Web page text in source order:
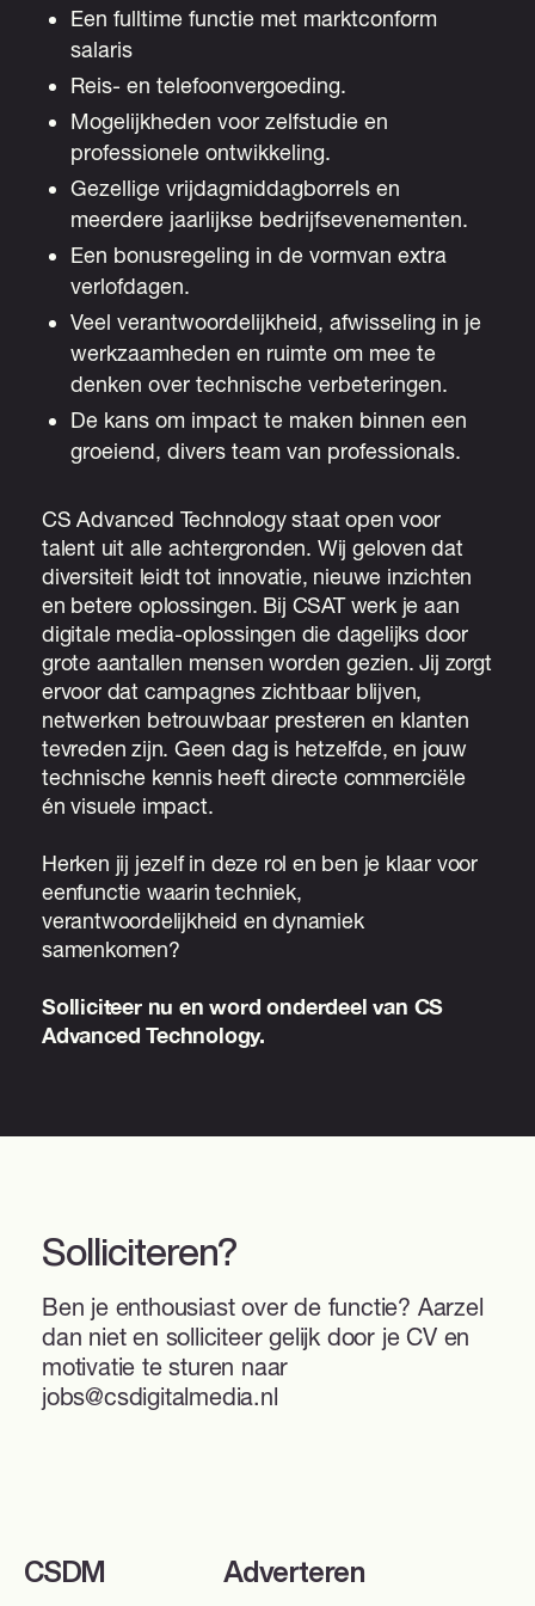
Een fulltime functie met marktconform
salaris
Reis- en telefoonvergoeding.
Mogelijkheden voor zelfstudie en
professionele ontwikkeling.
Gezellige vrijdagmiddagborrels en
meerdere jaarlijkse bedrijfsevenementen.
Een bonusregeling in de vormvan extra
verlofdagen.
Veel verantwoordelijkheid, afwisseling in je
werkzaamheden en ruimte om mee te
denken over technische verbeteringen.
De kans om impact te maken binnen een
groeiend, divers team van professionals.
CS Advanced Technology staat open voor
talent uit alle achtergronden. Wij geloven dat
diversiteit leidt tot innovatie, nieuwe inzichten
en betere oplossingen. Bij CSAT werk je aan
digitale media-oplossingen die dagelijks door
grote aantallen mensen worden gezien. Jij zorgt
ervoor dat campagnes zichtbaar blijven,
netwerken betrouwbaar presteren en klanten
tevreden zijn. Geen dag is hetzelfde, en jouw
technische kennis heeft directe commerciële
én visuele impact.
Herken jij jezelf in deze rol en ben je klaar voor
eenfunctie waarin techniek,
verantwoordelijkheid en dynamiek
samenkomen?
Solliciteer nu en word onderdeel van CS
Advanced Technology.
Solliciteren?
Ben je enthousiast over de functie? Aarzel
dan niet en solliciteer gelijk door je CV en
motivatie te sturen naar
jobs@csdigitalmedia.nl
CSDM Adverteren